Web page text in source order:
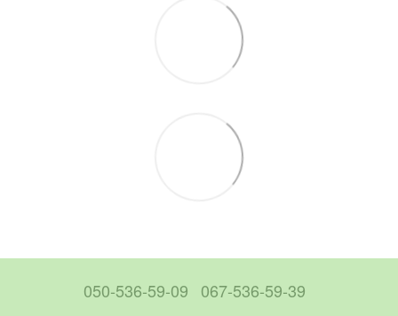
050-536-59-09 067-536-59-39